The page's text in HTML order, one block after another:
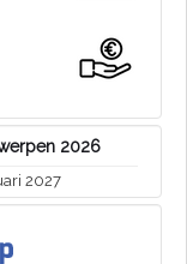
2026
2027